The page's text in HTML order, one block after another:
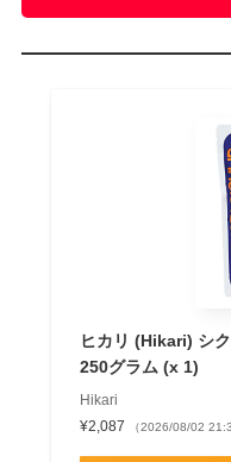
ヒカリ (Hikari) シ
250グラム (x 1)
Hikari
¥2,087
（2026/08/02